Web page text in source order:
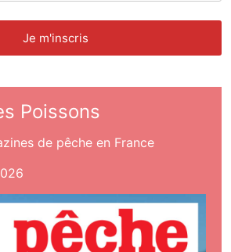
Poissons
de pêche en France